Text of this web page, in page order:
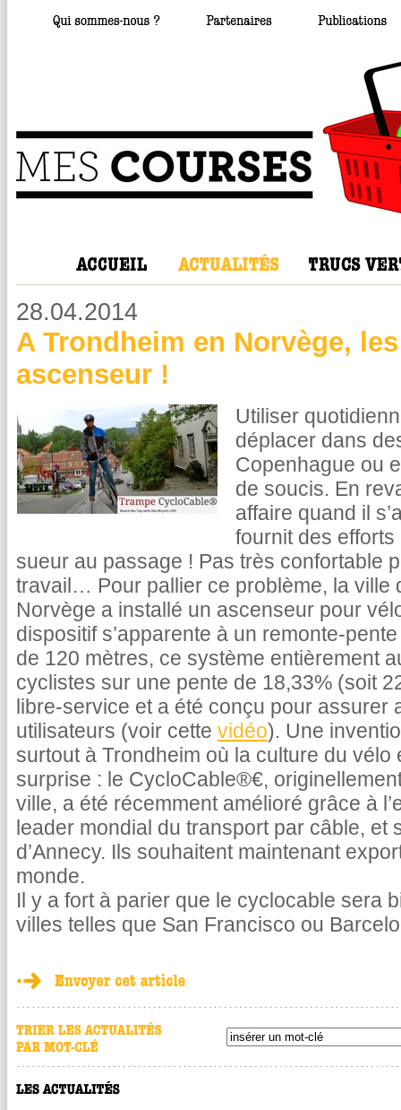
28.04.2014
A Trondheim en Norvège,
ascenseur !
Utiliser
déplacer dans
Copenhague ou
de soucis. En
affaire quand il
fournit des
sueur au passage ! Pas très confortable
travail… Pour pallier ce problème, la ville
Norvège a installé un ascenseur pour
dispositif s’apparente à un remonte-
de 120 mètres, ce système entièrement
cyclistes sur une pente de 18,33% (soit
libre-service et a été conçu pour assurer
utilisateurs (voir cette vidéo). Une
surtout à Trondheim où la culture du
surprise : le CycloCable‪®€,
ville, a été récemment amélioré grâce à
leader mondial du transport par câble, et
d’Annecy. Ils souhaitent maintenant
monde.
Il y a fort à parier que le cyclocable sera
villes telles que San Francisco ou